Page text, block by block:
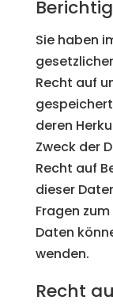
Sie haben
Recht auf
deren
Zweck der
Recht auf
dieser
Fragen
Daten
wenden.
Recht